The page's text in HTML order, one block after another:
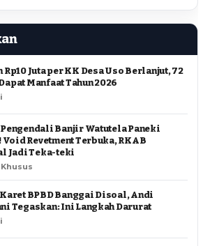
Rp10 Juta per KK Desa Uso Berlanjut, 72
Manfaat Tahun 2026
Banjir Watutela Paneki
Void Revetment Terbuka, RKAB
Jadi Teka-teki
BPBD Banggai Disoal, Andi
Tegaskan: Ini Langkah Darurat